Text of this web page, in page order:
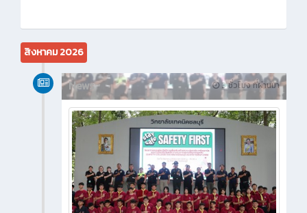
สิงหาคม 2026
3 ชั่วโมง ที่ผ่านมา
News